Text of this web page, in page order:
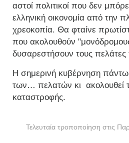
αστοί πολιτικοί που δεν
ελληνική οικονομία από την
χρεοκοπία. Θα φταίνε
που ακολουθούν
δυσαρεστήσουν τους πελάτες
Η σημερινή κυβέρνηση
των… πελατών κι ακολουθεί
καταστροφής.
Τελευταία τροποποίηση στις